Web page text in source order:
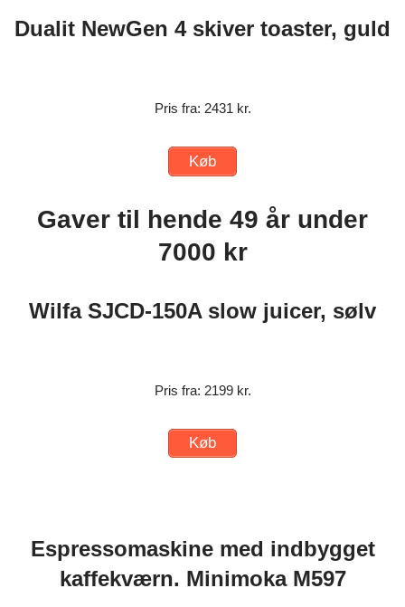
Dualit NewGen 4 skiver toaster, guld
Pris fra: 2431 kr.
Køb
Gaver til hende 49 år under
7000 kr
Wilfa SJCD-150A slow juicer, sølv
Pris fra: 2199 kr.
Køb
Espressomaskine med indbygget
kaffekværn. Minimoka M597